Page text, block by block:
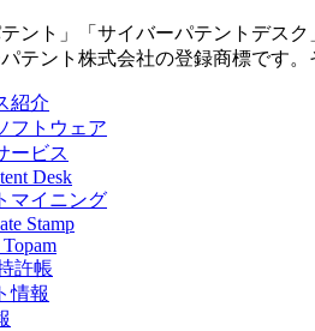
テント」「サイバーパテントデス
テント株式会社の登録商標です
紹介
フトウェア
ービス
Desk
マイニング
Stamp
許帳
情報